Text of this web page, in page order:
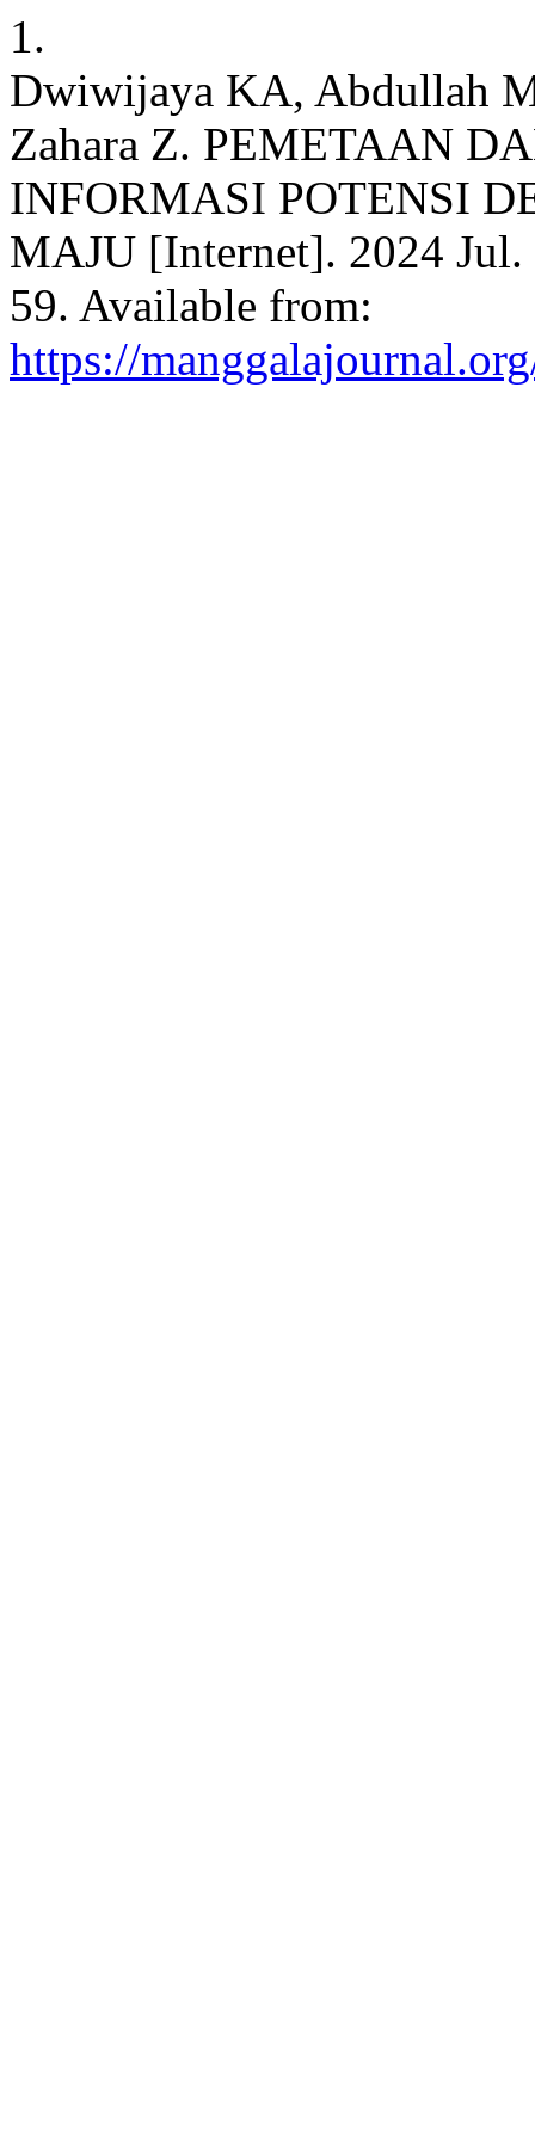
1.
Dwiwijaya KA, Abdullah
Zahara Z. PEMETAAN
INFORMASI POTENSI
MAJU [Internet]. 2024
59. Available from:
https://